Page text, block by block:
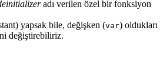
adı verilen özel bir fonksiyon
yapsak bile, değişken (var) oldukları
değiştirebiliriz.